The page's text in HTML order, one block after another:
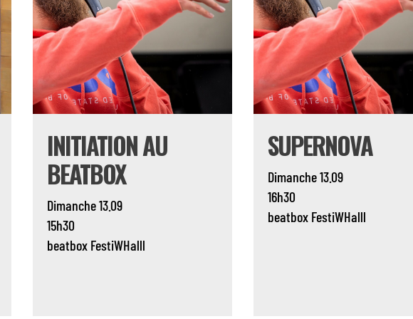
INITIATION AU
BEATBOX
Dimanche 13.09
15h30
beatbox FestiWHalll
SUPERNOVA
Dimanche 13.09
16h30
beatbox FestiWHalll